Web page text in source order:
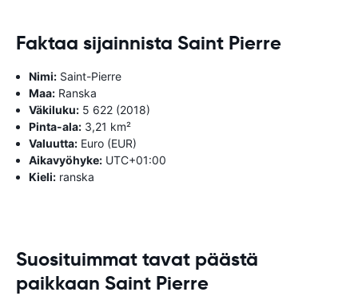
Faktaa sijainnista Saint Pierre
Nimi: Saint-Pierre
Maa: Ranska
Väkiluku: 5 622 (2018)
Pinta-ala: 3,21 km²
Valuutta: Euro (EUR)
Aikavyöhyke: UTC+01:00
Kieli: ranska
Suosituimmat tavat päästä
paikkaan Saint Pierre